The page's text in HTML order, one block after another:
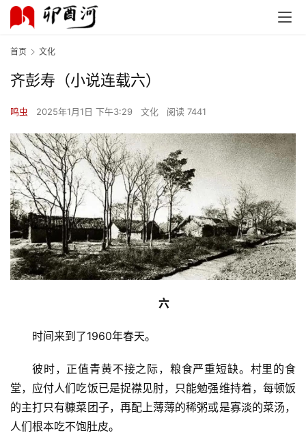
首页 文化
齐彭寿（小说连载六）
鸣虫 2025年1月1日 下午3:29 文化 阅读 7441
六
时间来到了1960年春天。
彼时，正值青黄不接之际，粮食严重短缺。村里的食
堂，应付人们吃饭已是捉襟见肘，只能勉强维持着，每顿饭
的主打只有糠菜团子，再配上薄薄的稀粥或是寡淡的菜汤，
人们根本吃不饱肚皮。